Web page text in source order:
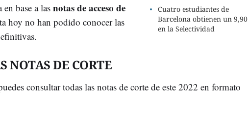
Cuatro estudiantes de
Barcelona obtienen un 9,90
en la Selectividad
en base a lasnotas de acceso de
hoy no han podido conocer las
NOTAS DE CORTE
consultar todas las notas de corte de este 2022 en formato